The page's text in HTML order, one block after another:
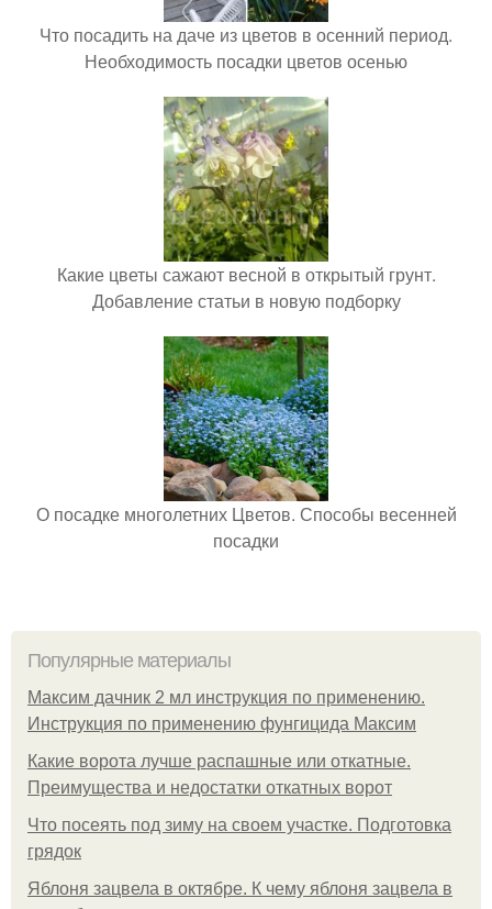
Что посадить на даче из цветов в осенний период.
Необходимость посадки цветов осенью
Какие цветы сажают весной в открытый грунт.
Добавление статьи в новую подборку
О посадке многолетних Цветов. Способы весенней
посадки
Популярные материалы
Максим дачник 2 мл инструкция по применению.
Инструкция по применению фунгицида Максим
Какие ворота лучше распашные или откатные.
Преимущества и недостатки откатных ворот
Что посеять под зиму на своем участке. Подготовка
грядок
Яблоня зацвела в октябре. К чему яблоня зацвела в